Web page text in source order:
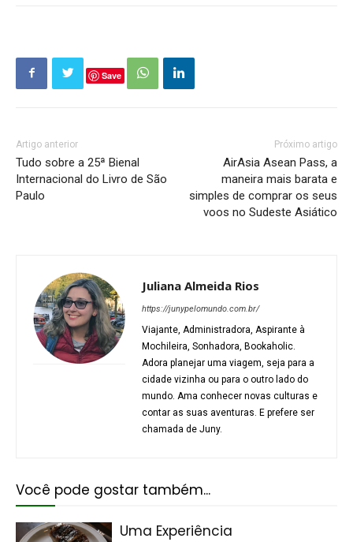
Save
Artigo anterior
Tudo sobre a 25ª Bienal
Internacional do Livro de São
Paulo
Próximo artigo
AirAsia Asean Pass, a
maneira mais barata e
simples de comprar os seus
voos no Sudeste Asiático
Juliana Almeida Rios
https://junypelomundo.com.br/
Viajante, Administradora, Aspirante à
Mochileira, Sonhadora, Bookaholic.
Adora planejar uma viagem, seja para a
cidade vizinha ou para o outro lado do
mundo. Ama conhecer novas culturas e
contar as suas aventuras. E prefere ser
chamada de Juny.
Você pode gostar também...
Uma Experiência